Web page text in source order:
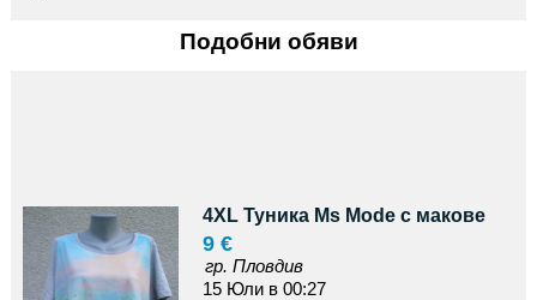
Подобни обяви
4XL Туника Ms Mode с макове
9 €
гр. Пловдив
15 Юли в 00:27